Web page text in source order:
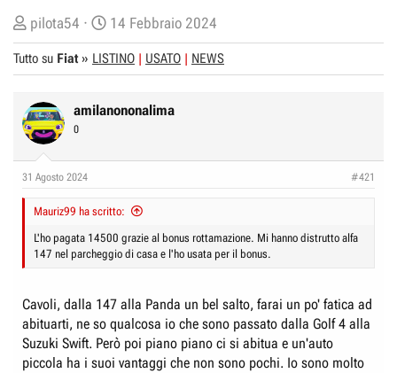
C
r
e
t
o
e
s
c
s
s
i
o
pilota54
D
a
t
d
z
i
o
14 Febbraio 2024
Tutto su Fiat» LISTINO USATO NEWS
amilanononalima
0
31 Agosto 2024 #421
Mauriz99 ha scritto:
L'ho pagata 14500 grazie al bonus rottamazione. Mi hanno distrutto alfa
147 nel parcheggio di casa e l'ho usata per il bonus.
Cavoli, dalla 147 alla Panda un bel salto, farai un po' fatica ad
abituarti, ne so qualcosa io che sono passato dalla Golf 4 alla
Suzuki Swift. Però poi piano piano ci si abitua e un'auto
piccola ha i suoi vantaggi che non sono pochi. Io sono molto